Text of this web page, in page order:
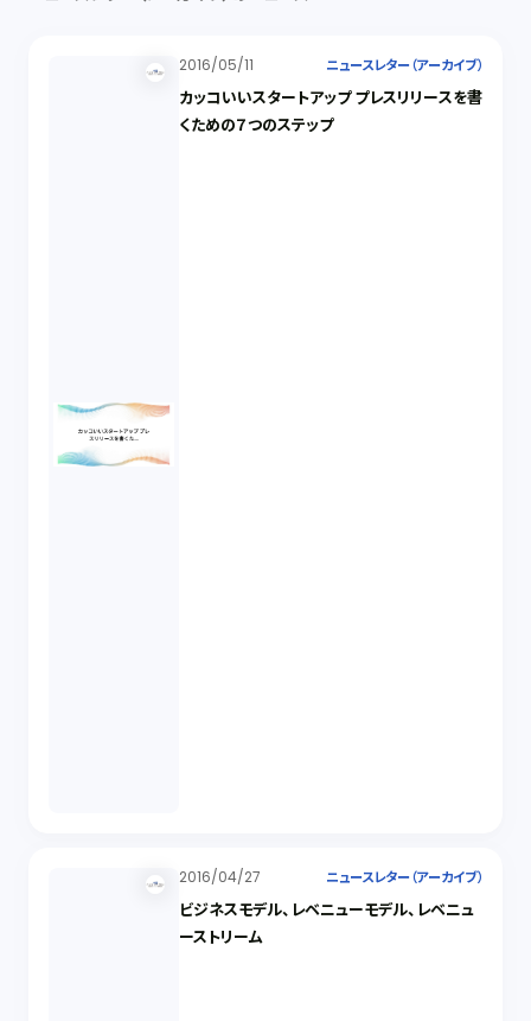
2016/05/11 ニュースレター（アーカイブ）
カッコいいスタートアップ プレスリリースを書
くための７つのステップ
2016/04/27 ニュースレター（アーカイブ）
ビジネスモデル、レベニューモデル、レベニュ
ーストリーム